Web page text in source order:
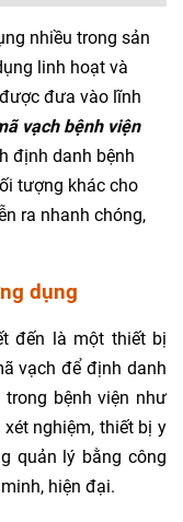
nhiều trong sản
linh hoạt và
đưa vào lĩnh
vạch bệnh viện
định danh bệnh
tượng khác cho
ra nhanh chóng,
dụng
đến là một thiết bị
vạch để định danh
bệnh viện như
nghiệm, thiết bị y
quản lý bằng công
hiện đại.